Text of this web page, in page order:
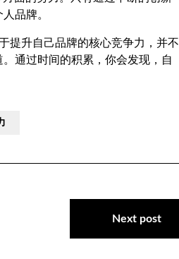
品牌。
提升自己品牌的核心竞争力，并不
通过时间的积累，你会发现，自
Next post